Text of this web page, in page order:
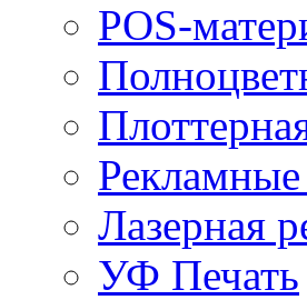
POS-
Лазерная
УФ Печать